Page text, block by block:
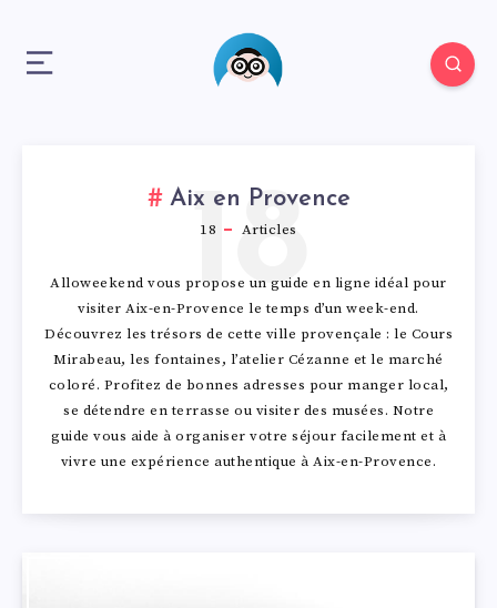
Aix en Provence
18 Articles
18
Alloweekend vous propose un guide en ligne idéal pour
visiter Aix-en-Provence le temps d’un week-end.
Découvrez les trésors de cette ville provençale : le Cours
Mirabeau, les fontaines, l’atelier Cézanne et le marché
coloré. Profitez de bonnes adresses pour manger local,
se détendre en terrasse ou visiter des musées. Notre
guide vous aide à organiser votre séjour facilement et à
vivre une expérience authentique àAix-en-Provence.